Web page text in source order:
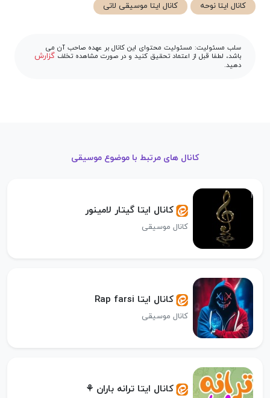
کانال ایتا نوحه
کانال ایتا موسیقی لاتی
سلب مسئولیت: مسئولیت محتوای این کانال بر عهده صاحب آن می
باشد، لطفا قبل از اعتماد تحقیق کنید و در صورت مشاهده تخلف گزارش
دهید.
کانال های مرتبط با موضوع موسیقی
کانال ایتا گیتار لامینور
کانال موسیقی
کانال ایتا Rap farsi
کانال موسیقی
کانال ایتا ترانه باران ⚘